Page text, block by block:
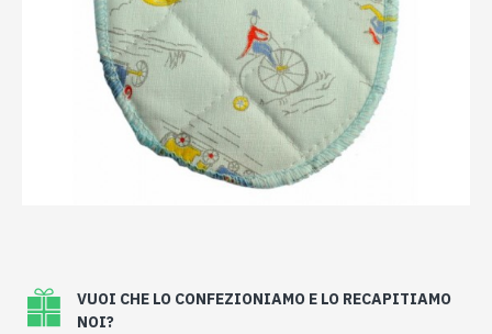
VUOI CHE LO CONFEZIONIAMO E LO RECAPITIAMO
NOI?